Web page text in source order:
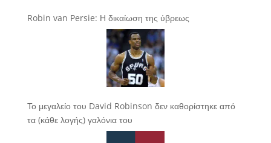
Robin van Persie: Η δικαίωση της ύβρεως
Το μεγαλείο του David Robinson δεν καθορίστηκε από
τα (κάθε λογής) γαλόνια του